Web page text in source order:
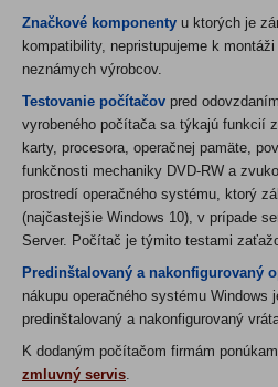
Značkové komponenty u ktorých je
kompatibility, nepristupujeme k
neznámych výrobcov.
Testovanie počítačov pred
vyrobeného počítača sa týkajú funkcií
karty, procesora, operačnej pamäte,
funkčnosti mechaniky DVD-RW a
prostredí operačného systému, ktorý
(najčastejšie Windows 10), v prípade
Server. Počítač je týmito testami
Predinštalovaný a nakonfigurovaný
nákupu operačného systému Windows
predinštalovaný a nakonfigurovaný
K dodaným počítačom firmám
zmluvný servis.